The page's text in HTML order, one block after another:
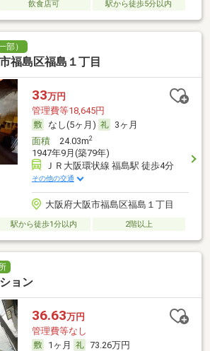
飲食店可 駅から徒歩5分以内
部）
福島区福島１丁目
33万円
管理費等18,645円
なし(5ヶ月)
3ヶ月
面積24.03m2
1947年9月(築79年)
ＪＲ大阪環状線 福島駅 徒歩4分
その他の交通
大阪府大阪市福島区福島１丁目
駅から徒歩1分以内 2階以上
ョン
36.63万円
管理費等なし
1ヶ月
73.26万円